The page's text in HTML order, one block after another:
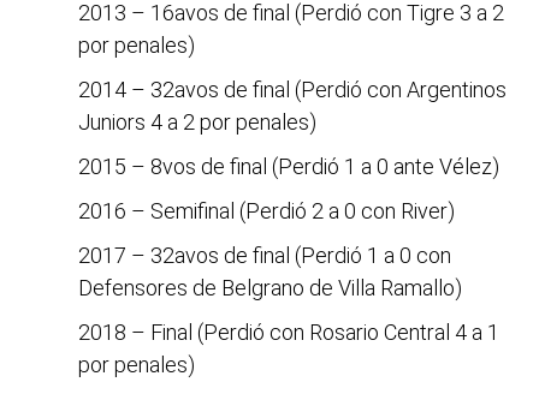
2013 – 16avos de final (Perdió con Tigre 3 a 2
por penales)
2014 – 32avos de final (Perdió con Argentinos
Juniors 4 a 2 por penales)
2015 – 8vos de final (Perdió 1 a 0 ante Vélez)
2016 – Semifinal (Perdió 2 a 0 con River)
2017 – 32avos de final (Perdió 1 a 0 con
Defensores de Belgrano de Villa Ramallo)
2018 – Final (Perdió con Rosario Central 4 a 1
por penales)